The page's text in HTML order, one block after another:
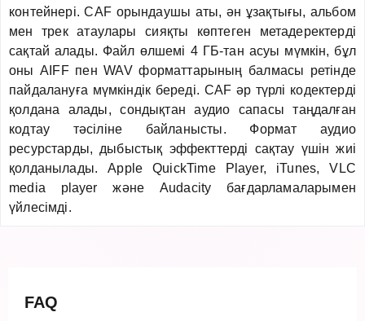
контейнері. CAF орындаушы аты, ән ұзақтығы, альбом
мен трек атаулары сияқты көптеген метадеректерді
сақтай алады. Файл өлшемі 4 ГБ-тан асуы мүмкін, бұл
оны AIFF пен WAV форматтарының балмасы ретінде
пайдалануға мүмкіндік береді. CAF әр түрлі кодектерді
қолдана алады, сондықтан аудио сапасы таңдалған
кодтау тәсіліне байланысты. Формат аудио
ресурстарды, дыбыстық эффекттерді сақтау үшін жиі
қолданылады. Apple QuickTime Player, iTunes, VLC
media player және Audacity бағдарламаларымен
үйлесімді.
FAQ